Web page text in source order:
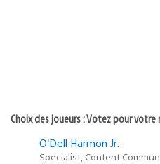
Choix des joueurs : Votez pour
O’Dell Harmon Jr.
Specialist, Content